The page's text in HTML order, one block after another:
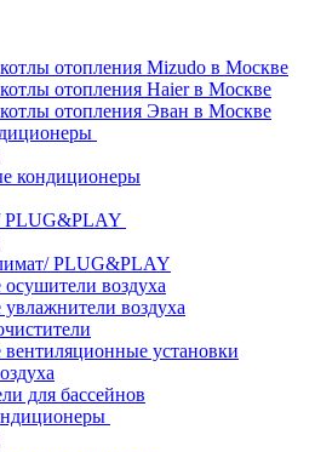
отопления Mizudo в Москве
отопления Haier в Москве
отопления Эван в Москве
кондиционеры
PLUG&PLAY
PLUG&PLAY
воздуха
воздуха
установки
для бассейнов